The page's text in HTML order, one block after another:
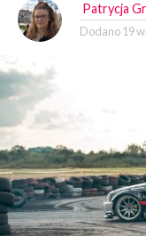
Patrycja
Dodano 19